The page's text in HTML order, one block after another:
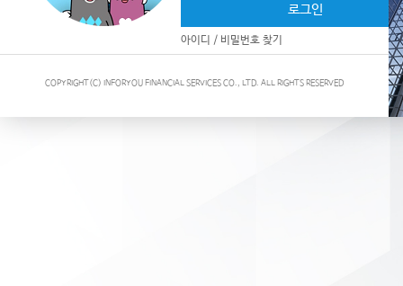
로그인
아이디 / 비밀번호 찾기
COPYRIGHT(C) INFORYOU FINANCIAL SERVICES CO., LTD. ALL RIGHTS RESERVED